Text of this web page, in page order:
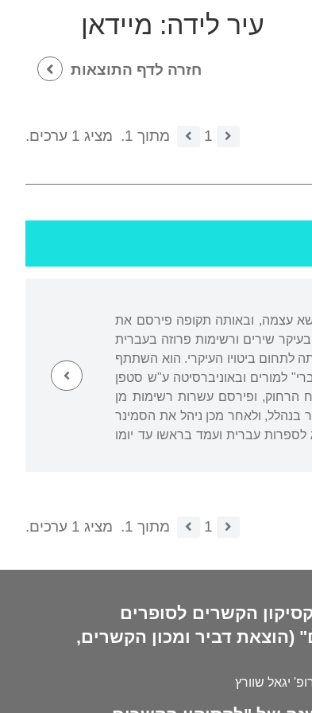
עיר לידה: מיידאן
חזרה לדף התוצאות
1 מתוך 1.
מציג 1 ערכים.
שבגליציה. למד בחדר ובישיבה. מ-1919 עד 1924 התגורר ברישא עצמה, ובאותה תקופה פירסם את
שירים ורשימות פרוזה בעברית
לתחום ביטויו העיקרי. הוא השתתף
למורים ובאוניברסיטה ע"ש סטפן
ועד ליטא. ב-1933 יצא למסע ארוך במזרח הרחוק, ופירסם עשרות רשימות מן
1946 שימש מורה ומנהל בבית הספר בנהלל, ולאחר מכן ניהל את הסמינר
את החוג לספרות עברית ועמד בראשו עד יומו
1 מתוך 1. מציג 1 ערכים.
הקשרים לסופרים
(הוצאת דביר ומכון הקשרים,
יגאל שוורץ